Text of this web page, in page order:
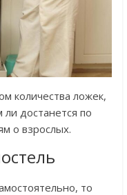
количества ложек,
ли достанется по
о взрослых.
то